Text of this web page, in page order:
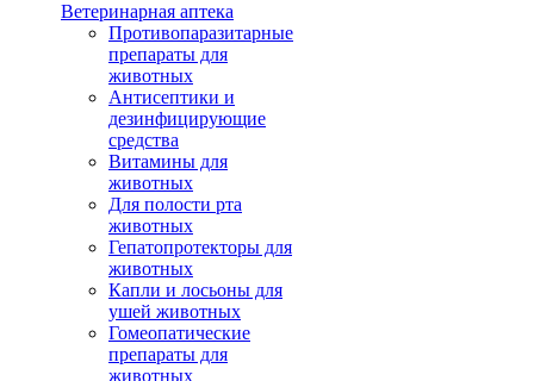
Ветеринарная аптека
Противопаразитарные
препараты для
животных
Антисептики и
дезинфицирующие
средства
Витамины для
животных
Для полости рта
животных
Гепатопротекторы для
животных
Капли и лосьоны для
ушей животных
Гомеопатические
препараты для
животных